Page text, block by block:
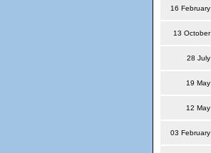
16
13
28
19
12
03